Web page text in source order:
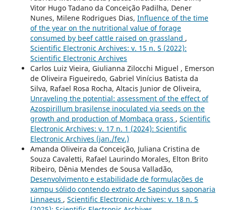
Vitor Hugo Tadano da Conceição Padilha, Dener
Nunes, Milene Rodrigues Dias, Influence of the time
of the year on the nutritional value of forage
consumed by beef cattle raised on grassland ,
Scientific Electronic Archives: v. 15 n. 5 (2022):
Scientific Electronic Archives
Carlos Luiz Vieira, Giulianna Zilocchi Miguel , Emerson
de Oliveira Figueiredo, Gabriel Vinícius Batista da
Silva, Rafael Rosa Rocha, Altacis Junior de Oliveira,
Unraveling the potential: assessment of the effect of
Azospirillum brasilense inoculated via seeds on the
growth and production of Mombaça grass , Scientific
Electronic Archives: v. 17 n. 1 (2024): Scientific
Electronic Archives (jan./fev.)
Amanda Oliveira da Conceição, Juliana Cristina de
Souza Cavaletti, Rafael Laurindo Morales, Elton Brito
Ribeiro, Dênia Mendes de Sousa Valladão,
Desenvolvimento e estabilidade de formulações de
xampu sólido contendo extrato de Sapindus saponaria
Linnaeus , Scientific Electronic Archives: v. 18 n. 5